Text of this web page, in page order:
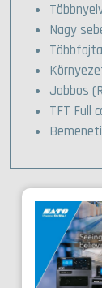
Nagy
Jobbos
TFT Full